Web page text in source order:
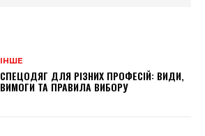
ІНШЕ
СПЕЦОДЯГ ДЛЯ РІЗНИХ ПРОФЕСІЙ: ВИДИ,
ВИМОГИ ТА ПРАВИЛА ВИБОРУ